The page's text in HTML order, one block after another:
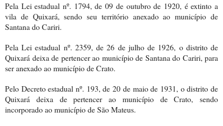
Pela Lei estadual nº. 1794, de 09 de outubro de 1920, é extinto a
vila de Quixará, sendo seu território anexado ao município de
Santana do Cariri.
Pela Lei estadual nº. 2359, de 26 de julho de 1926, o distrito de
Quixará deixa de pertencer ao município de Santana do Cariri, para
ser anexado ao município de Crato.
Pelo Decreto estadual nº. 193, de 20 de maio de 1931, o distrito de
Quixará deixa de pertencer ao município de Crato, sendo
incorporado ao município de São Mateus.